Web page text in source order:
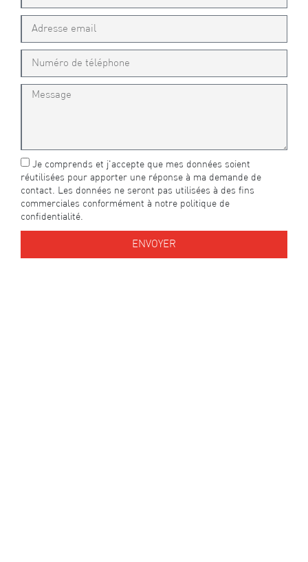
Je comprends et j'accepte que mes données soient
réutilisées pour apporter une réponse à ma demande de
contact. Les données ne seront pas utilisées à des fins
commerciales conformément à notre politique de
confidentialité.
ENVOYER